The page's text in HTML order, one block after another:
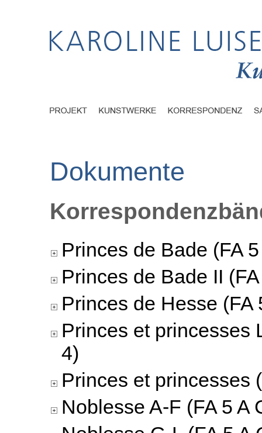
Dokumente
Princes de Bade (FA
Princes de Bade II
Princes de Hesse (FA
Princes et princesses
4)
Princes et princesses
Noblesse A-F (FA 5 A